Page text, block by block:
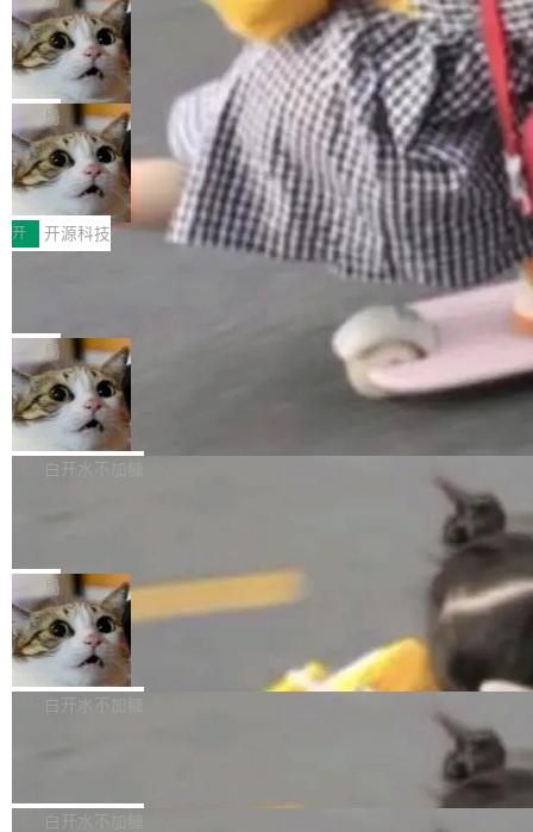
现实 过去两年，CIO们的焦虑清单上多了两项：
一是如何让大模型和智能体应用安全地从PoC走
向生产，二是如何让测试团队跟得上AI应用...
设置，如果用布尔值 + 可空字段来表示——bool
ean 表示是否可切换，nullable 的默认模式、浅
色方案、深色方案——会产生大量无意义的组
合。方案缺了、配置冲突了、全 null 了。要知道
哪些组合有效，作者说，你得靠"文档、校验、或
者部落知识"。 换个写法。Rust 的 enum，两个
变体：Switchable...
个"AI 知识库 + 聊天机器人"——每个大厂都在
做，没什么新鲜的。 但 Kenton Varda 在 Twitte
r 上把事情说清楚了： 今天我们发布了 Cloudfla
re OS，一个带连接器的聊天机器人，跟其他所
有科技公司做的一样。只不过，实际上它不一
样。这是 Sandstorm.io 的重制版，我十年前的
那个创业公司。不同的是，这次它构建在 Cloudf
lare Workers 上——我花了九年时间搭建的平台
——并且深度集成了 AI。这基本上是我十年秘密
Deno 团队开源 Celld，可自托管的分
布式 Durable Objects
Ryan Dahl 领导的 Deno 团队推出了最新开源项
目 Celld，一个能在自己机器上运行 Cloudflare
Workers 和 Durable Objects 的守护进程。 设
计思路很直接：每个对象是一个独立的 SQLite
数据库，按名称寻址，复制到你自己的 S3 兼容
存储库里。节点之间只通过这个存储库协调——
没有控制平面，没有共识协议。每个对象自带一
个小型数据库，应用天然按分片构建，单个数据
库的竞争和爆炸半径问题在设计层面就被消除
了。 闲置的 cell 会休眠到几乎不占资源。当 cel
l 迁移或唤醒时，新宿主从 S3 恢复 SQLite 数据
库继续执行。存储库是持久化的唯一真相...
局
鲁大师7月新机性能/流畅/AI榜：vivo夺
性能、流畅双第一，三星Galaxy Z系列
新折叠缺席
2026年7月的手机市场，由于存储等硬件成本暴
增，手机厂商的日子也不好过啊，新机速度明显
放缓，因此硝烟味淡了许多。新机参数规格除开
高价的三星折叠（三星Galaxy Z Fold8 Ultra / Z
Fold8 / Z Flip8）外，其余要么是中低端机器，
例如iQOO Z11i、REDMI Note 17、REDMI No
te 17 Pro、OPPO K15，要么是vivo X300 E这
样的次旗舰。 Galaxy Z Fold8 Ultra / Z Fold8 /
Z Flip8三款折叠屏新机均在7月22日发布，且全
部搭载骁龙8 Elite Gen5 for Galaxy，它们本该
开 开源科技
Zed 编辑器团队发布了新项目——DeltaDB，一
个在 git commit 之间记录每一次编辑操作的版
本控制系统。目前处于 Early Access 阶段。 De
ltaDB 的核心思路直接写在 landing page 最显
眼的位置：「Software is made between com
mits」——软件是在 commit 之间写出来的。git
是把这段空隙补上。 回退到任何一次编辑：Delt
aDB 捕获 commit 之间的每一次操作，...
局
SpaceXAI 单季资本开支达 183 亿美元
根据风险投资人Tomer Tunguz 博客（VC 分
析）披露的最新分析与第二季度业绩报告，Spac
微软同期总资本开支的四成。 与亚马逊、Alpha
bet、微软以及 Meta 等传统科技巨头相比，Spa
ceXAI的资金消耗速度尤为引人瞩目。然而，支
撑庞大支出的资金来源却呈现出截然不同的面
貌。数据显示，微软和 Meta 主要依托充沛的经
白开水不加糖
一个在终端里运行的编程 agent；Muse Spark
1.2，驱动这个 agent 的新模型。一句话概括：
你可以用 curl -fsSL https://dev.meta.ai/install.
sh | bash 安装一个能在大项目里自动规划、写
代码、验证结果的 AI 终端工具。 据介绍，Muse
个主 agent 循环，外加一组后台 agent。这些后
局
美团开源 LoHoSearch，用知识图谱校
准 AI 能力认知
机器出题的前提，是让机器拥有全局视野。整个
构建流程可以分为四个环节：建图 → 控制难度
白开水不加糖
库，并将作为transport接入Mooncake TENT。
白开水不加糖